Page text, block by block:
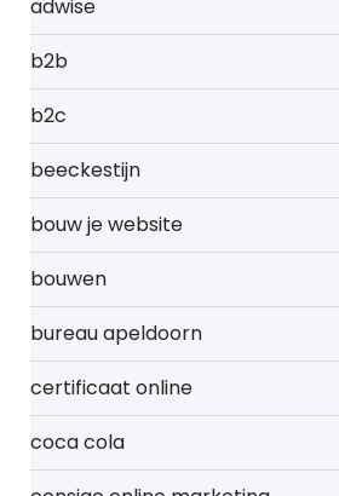
adwise
b2b
b2c
beeckestijn
bouw je website
bouwen
bureau apeldoorn
certificaat online
coca cola